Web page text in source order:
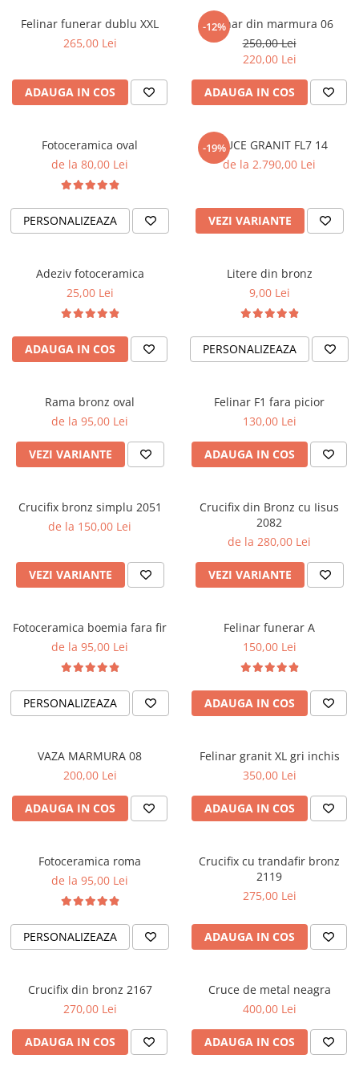
Placa memoriala
Placute ABS personalizate
marmura
Felinar funerar dublu XXL
265,00 Lei
ADAUGA IN COS
-12%
Felinar din marmura 06
250,00 Lei
220,00 Lei
ADAUGA IN COS
Fotoceramica oval
de la 80,00 Lei
PERSONALIZEAZA
-19%
CRUCE GRANIT FL7 14
de la 2.790,00 Lei
VEZI VARIANTE
Adeziv fotoceramica
25,00 Lei
ADAUGA IN COS
Litere din bronz
9,00 Lei
PERSONALIZEAZA
Rama bronz oval
de la 95,00 Lei
VEZI VARIANTE
Felinar F1 fara picior
130,00 Lei
ADAUGA IN COS
Crucifix bronz simplu 2051
de la 150,00 Lei
VEZI VARIANTE
Crucifix din Bronz cu Iisus
2082
de la 280,00 Lei
VEZI VARIANTE
Fotoceramica boemia fara fir
de la 95,00 Lei
PERSONALIZEAZA
Felinar funerar A
150,00 Lei
ADAUGA IN COS
VAZA MARMURA 08
200,00 Lei
ADAUGA IN COS
Felinar granit XL gri inchis
350,00 Lei
ADAUGA IN COS
Fotoceramica roma
de la 95,00 Lei
PERSONALIZEAZA
Crucifix cu trandafir bronz
2119
275,00 Lei
ADAUGA IN COS
Crucifix din bronz 2167
270,00 Lei
ADAUGA IN COS
Cruce de metal neagra
400,00 Lei
ADAUGA IN COS